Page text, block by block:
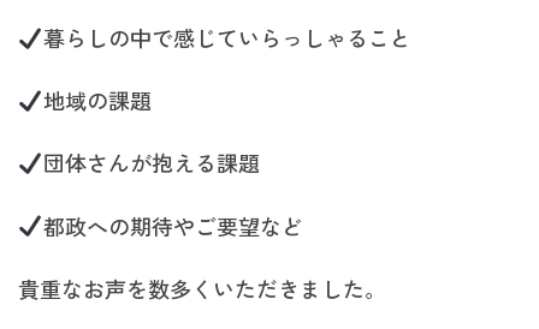
暮らしの中で感じていらっしゃること
地域の課題
団体さんが抱える課題
都政への期待やご要望など
貴重なお声を数多くいただきました。